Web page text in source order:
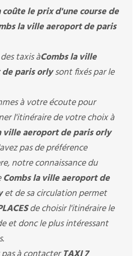
coûte le prix d'une course de
la ville aeroport de paris
taxis àCombs la ville
paris orlysont fixés par le
à votre écoute pour
l'itinéraire de votre choix à
ville aeroport de paris orly
pas de préférence
notre connaissance du
Combs la ville aeroport de
et de sa circulation permet
de choisir l'itinéraire le
et donc le plus intéressant